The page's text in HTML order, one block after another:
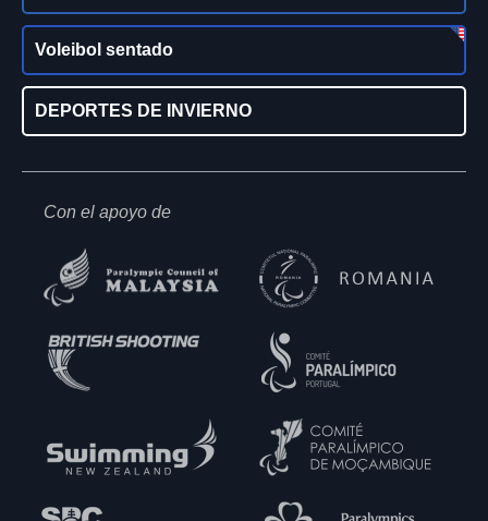
Voleibol sentado
DEPORTES DE INVIERNO
Con el apoyo de